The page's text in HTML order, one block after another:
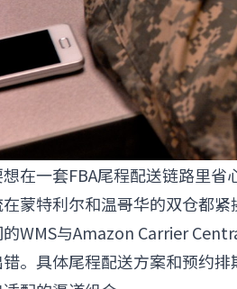
想在一套FBA尾程配送链路里
在蒙特利尔和温哥华的双仓都
的WMS与Amazon Carrier
错。具体尾程配送方案和预约